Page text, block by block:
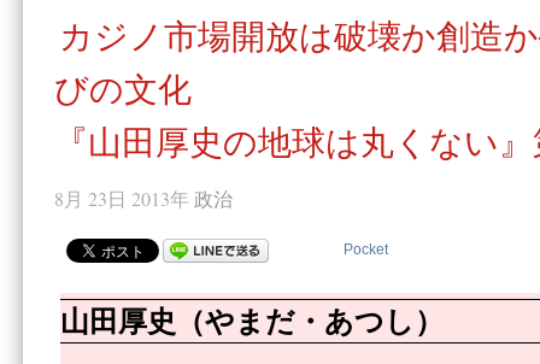
カジノ市場開放は破壊か創造
びの文化
『山田厚史の地球は丸くない
8月 23日 2013年 政治
Pocket
山田厚史（やまだ・あつし）